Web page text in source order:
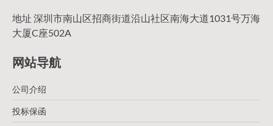
地址 深圳市南山区招商街道沿山社区南海大道1031号万海
大厦C座502A
网站导航
公司介绍
投标保函